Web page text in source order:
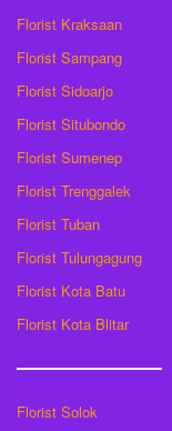
Florist Kraksaan
Florist Sampang
Florist Sidoarjo
Florist Situbondo
Florist Sumenep
Florist Trenggalek
Florist Tuban
Florist Tulungagung
Florist Kota Batu
Florist Kota Blitar
Florist Solok